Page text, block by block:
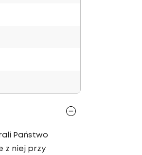
Państwo
z niej przy